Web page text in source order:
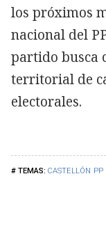
CASTELLÓN PP
los próximos
nacional del
partido busca
territorial de
electorales.